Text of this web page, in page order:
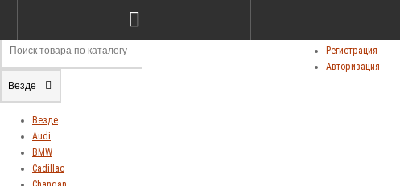
Регистрация
Авторизация
Сравнение товаров (0)
Везде
Везде
Audi
BMW
Cadillac